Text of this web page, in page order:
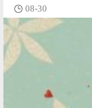
08-30